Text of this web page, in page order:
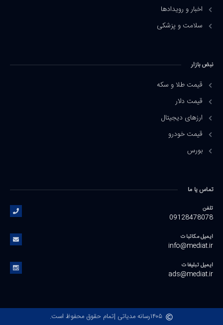
اخبار و رویدادها
سلامت و پزشکی
نبض بازار
قیمت طلا و سکه
قیمت دلار
ارزهای دیجیتال
قیمت خودرو
بورس
تماس یا ما
تلفن
09128478078
ایمیل مکاتبات
info@mediat.ir
ایمیل تبلیغات
ads@mediat.ir
۱۴۰۵رسانه مدیاتی |تمام حقوق محفوظ است.